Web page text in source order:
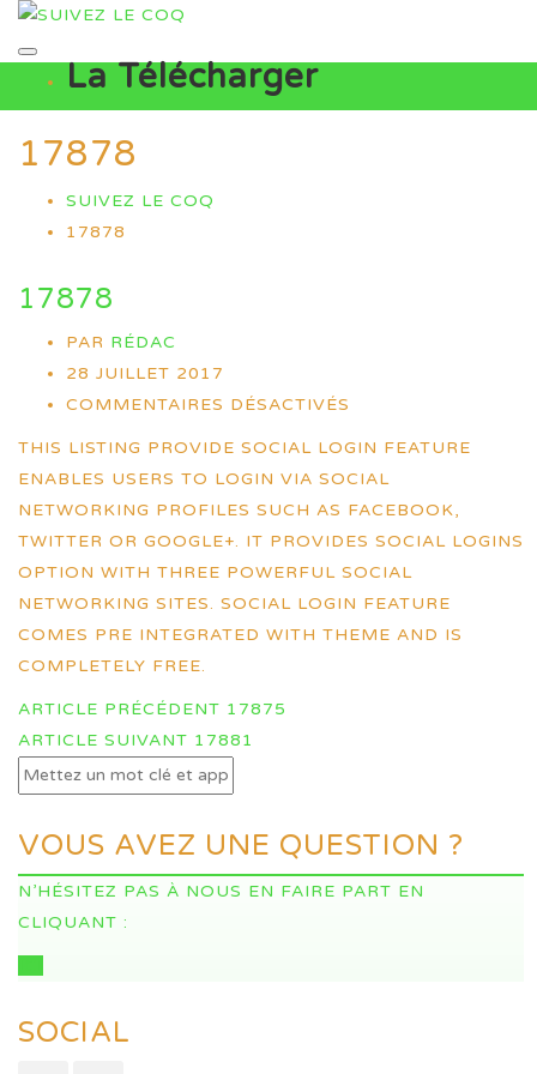
La Télécharger
17878
SUIVEZ LE COQ
17878
17878
PAR RÉDAC
28 JUILLET 2017
COMMENTAIRES DÉSACTIVÉS
THIS LISTING PROVIDE SOCIAL LOGIN FEATURE
ENABLES USERS TO LOGIN VIA SOCIAL
NETWORKING PROFILES SUCH AS FACEBOOK,
TWITTER OR GOOGLE+. IT PROVIDES SOCIAL LOGINS
OPTION WITH THREE POWERFUL SOCIAL
NETWORKING SITES. SOCIAL LOGIN FEATURE
COMES PRE INTEGRATED WITH THEME AND IS
COMPLETELY FREE.
NAVIGATION
DES
ARTICLES
ARTICLE PRÉCÉDENT 17875
ARTICLE SUIVANT 17881
VOUS AVEZ UNE QUESTION ?
N’HÉSITEZ PAS À NOUS EN FAIRE PART EN
CLIQUANT :
SOCIAL